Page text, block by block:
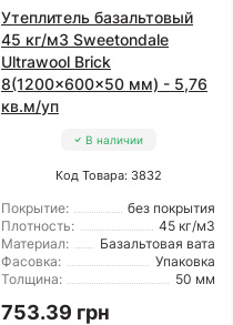
Утеплитель базальтовый
45 кг/м3 Sweetondale
Ultrawool Brick
8(1200x600x50 мм) - 5,76
кв.м/уп
В наличии
Код Товара: 3832
Покрытие:
без покрытия
Плотность:
45 кг/м3
Материал:
Базальтовая вата
Фасовка:
Упаковка
Толщина:
50 мм
753.39 грн